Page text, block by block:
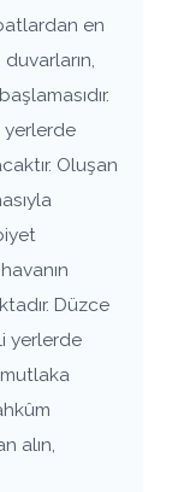
en
yerlerde
Oluşan
Düzce
yerlerde
alın,